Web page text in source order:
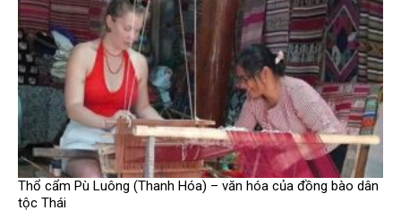
Thổ cẩm Pù Luông (Thanh Hóa) – văn hóa của đồng bào dân
tộc Thái